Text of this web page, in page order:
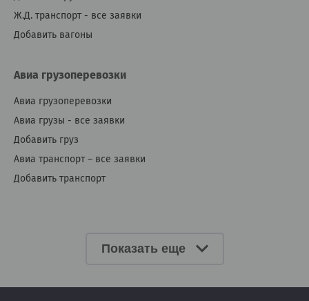
Ж.Д. транспорт - все заявки
Добавить вагоны
Авиа грузоперевозки
Авиа грузоперевозки
Авиа грузы - все заявки
Добавить груз
Авиа транспорт – все заявки
Добавить транспорт
Показать еще